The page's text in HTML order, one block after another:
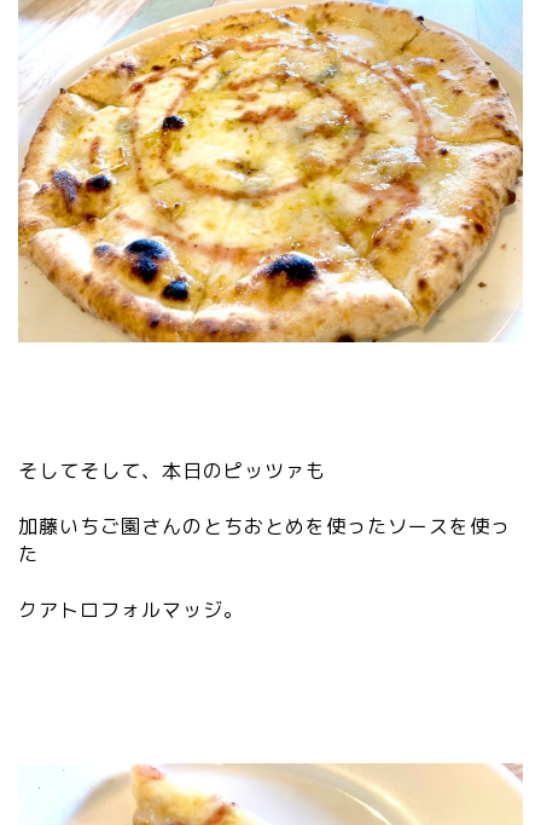
lo
y
m
bo
ls
/v
3.
2
0.
0/
g/
di
r_
.s
そしてそして、本日のピッツァも
加藤いちご園さんのとちおとめを使ったソースを使っ
た
クアトロフォルマッジ。